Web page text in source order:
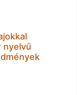
nyelvű